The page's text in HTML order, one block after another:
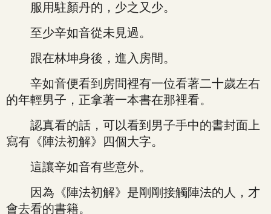
服用駐顏丹的，少之又少。
至少辛如音從未見過。
跟在林坤身後，進入房間。
辛如音便看到房間裡有一位看著二十歲左右
的年輕男子，正拿著一本書在那裡看。
認真看的話，可以看到男子手中的書封面上
寫有《陣法初解》四個大字。
這讓辛如音有些意外。
因為《陣法初解》是剛剛接觸陣法的人，才
會去看的書籍。